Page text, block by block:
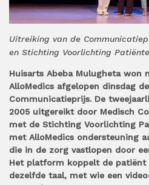
Uitreiking van de
en Stichting Voorlichting
Huisarts Abeba Mulugheta won
AlloMedics afgelopen dinsdag
Communicatieprijs. De
2005 uitgereikt door Medisch
met de Stichting Voorlichting
met AlloMedics ondersteuning
die in de zorg vastlopen door
Het platform koppelt de patiënt
dezelfde taal, met wie een